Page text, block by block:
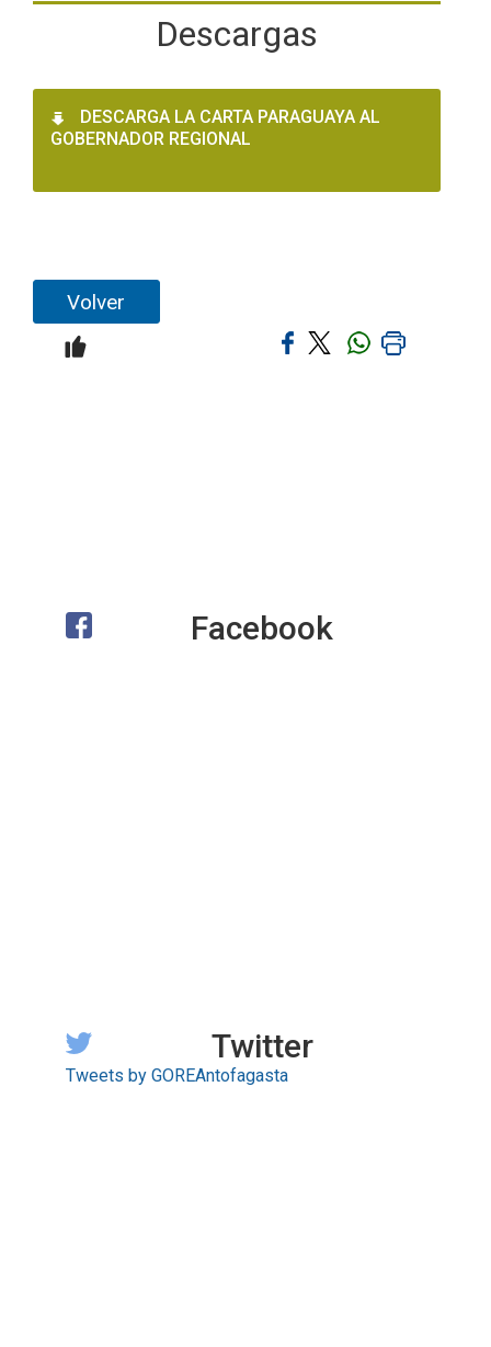
Descargas
DESCARGA LA CARTA PARAGUAYA AL
GOBERNADOR REGIONAL
Volver
Facebook
Twitter
Tweets by GOREAntofagasta